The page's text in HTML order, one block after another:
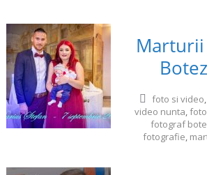
Botez
foto si video,
video nunta,
fotograf
fotografie,